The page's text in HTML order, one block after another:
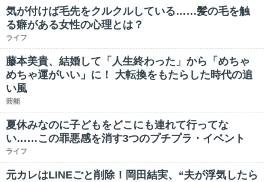
気が付けば毛先をクルクルしている……髪の毛を触
る癖がある女性の心理とは？
ライフ
藤本美貴、結婚して「人生終わった」から「めちゃ
めちゃ運がいい」に！ 大転換をもたらした時代の追
い風
芸能
夏休みなのに子どもをどこにも連れて行ってな
い……この罪悪感を消す3つのプチプラ・イベント
ライフ
元カレはLINEごと削除！岡田結実、“夫が浮気したら